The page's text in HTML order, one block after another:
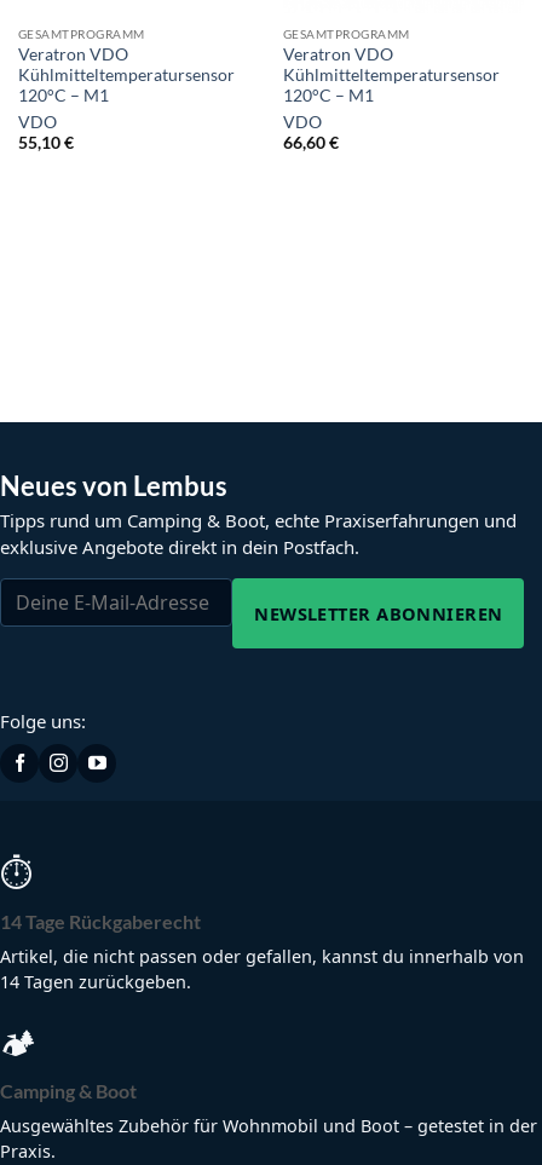
GESAMTPROGRAMM
Veratron VDO
Kühlmitteltemperatursensor
120°C – M1
VDO
55,10€
GESAMTPROGRAMM
Veratron VDO
Kühlmitteltemperatursensor
120°C – M1
VDO
66,60€
Neues von Lembus
Tipps rund um Camping & Boot, echte Praxiserfahrungen und
exklusive Angebote direkt in dein Postfach.
NEWSLETTER ABONNIEREN
Folge uns:
⏱
14 Tage Rückgaberecht
Artikel, die nicht passen oder gefallen, kannst du innerhalb von
14 Tagen zurückgeben.
🏕
Camping & Boot
Ausgewähltes Zubehör für Wohnmobil und Boot – getestet in der
Praxis.